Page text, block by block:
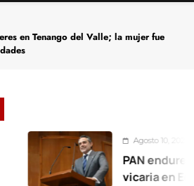
en Tenango del Valle; la mujer fue
Agosto 10, 2026
PAN endurece
vicaria en Edomex